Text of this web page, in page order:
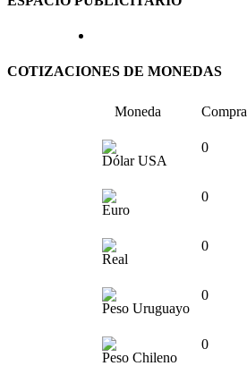
COTIZACIONES DE MONEDAS
Moneda Compra
Dólar USA
0
Euro
0
Real
0
Peso Uruguayo
0
Peso Chileno
0